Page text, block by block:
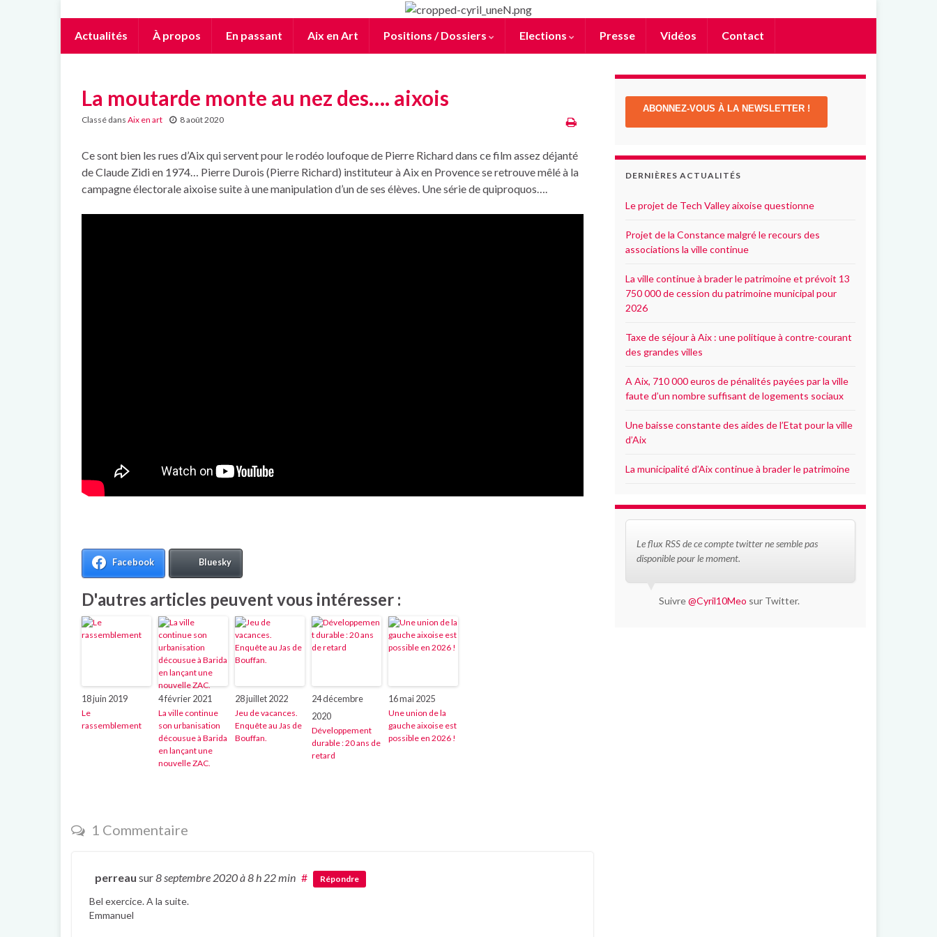
Actualités À propos En passant Aix en Art Positions / Dossiers Elections Presse Vidéos Contact
La moutarde monte au nez des…. aixois
Classé dans Aix en art 8 août 2020
Ce sont bien les rues d’Aix qui servent pour le rodéo loufoque de Pierre Richard dans ce film assez déjanté
de Claude Zidi en 1974… Pierre Durois (Pierre Richard) instituteur à Aix en Provence se retrouve mêlé à la
campagne électorale aixoise suite à une manipulation d’un de ses élèves. Une série de quiproquos….
Facebook Bluesky
D'autres articles peuvent vous intéresser :
18 juin 2019
Le
rassemblement
4 février 2021
La ville continue
son urbanisation
décousue à Barida
en lançant une
nouvelle ZAC.
28 juillet 2022
Jeu de vacances.
Enquête au Jas de
Bouffan.
24 décembre
2020
Développement
durable : 20 ans de
retard
16 mai 2025
Une union de la
gauche aixoise est
possible en 2026 !
1 Commentaire
perreau sur8 septembre 2020à 8 h 22 min # Répondre
Bel exercice. A la suite.
Emmanuel
ABONNEZ-VOUS À LA NEWSLETTER !
DERNIÈRES ACTUALITÉS
Le projet de Tech Valley aixoise questionne
Projet de la Constance malgré le recours des
associations la ville continue
La ville continue à brader le patrimoine et prévoit 13
750 000 de cession du patrimoine municipal pour
2026
Taxe de séjour à Aix : une politique à contre-courant
des grandes villes
A Aix, 710 000 euros de pénalités payées par la ville
faute d’un nombre suffisant de logements sociaux
Une baisse constante des aides de l’Etat pour la ville
d’Aix
La municipalité d’Aix continue à brader le patrimoine
Le flux RSS de ce compte twitter ne semble pas
disponible pour le moment.
Suivre@Cyril10Meo sur Twitter.